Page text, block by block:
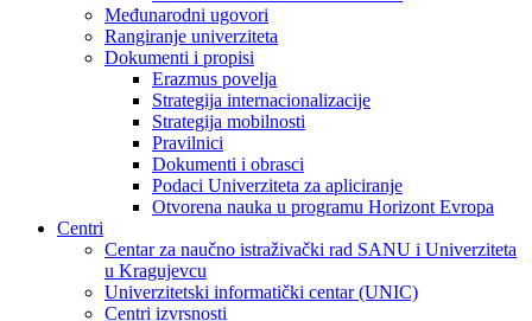
Međunarodni ugovori
Rangiranje univerziteta
Dokumenti i propisi
Erazmus povelja
Strategija internacionalizacije
Strategija mobilnosti
Pravilnici
Dokumenti i obrasci
Podaci Univerziteta za apliciranje
Otvorena nauka u programu Horizont Evropa
Centri
Centar za naučno istraživački rad SANU i Univerziteta
u Kragujevcu
Univerzitetski informatički centar (UNIC)
Centri izvrsnosti